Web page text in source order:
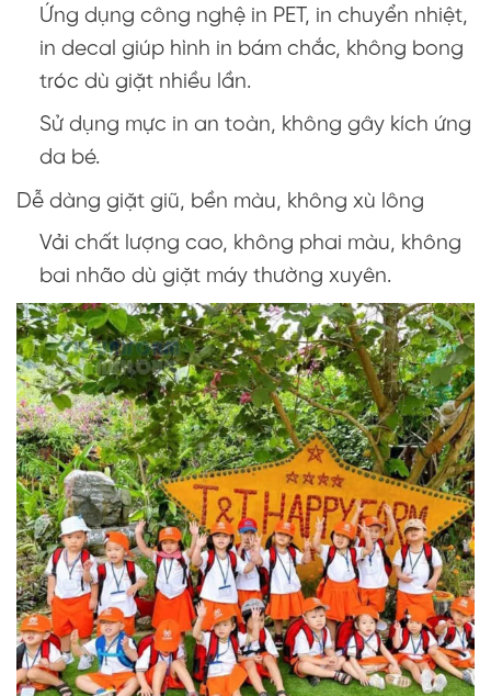
Ứng dụng công nghệ in PET, in chuyển nhiệt,
in decal giúp hình in bám chắc, không bong
tróc dù giặt nhiều lần.
Sử dụng mực in an toàn, không gây kích ứng
da bé.
Dễ dàng giặt giũ, bền màu, không xù lông
Vải chất lượng cao, không phai màu, không
bai nhão dù giặt máy thường xuyên.